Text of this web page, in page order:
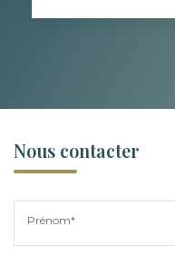
Nous contacter
Prénom*